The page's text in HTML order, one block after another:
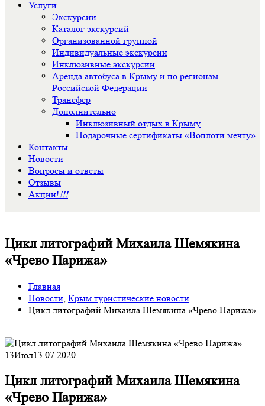
Услуги
Экскурсии
Каталог экскурсий
Организованной группой
Индивидуальные экскурсии
Инклюзивные экскурсии
Аренда автобуса в Крыму и по регионам
Российской Федерации
Трансфер
Дополнительно
Инклюзивный отдых в Крыму
Подарочные сертификаты «Воплоти мечту»
Контакты
Новости
Вопросы и ответы
Отзывы
Акции!!!!
Цикл литографий Михаила Шемякина
«Чрево Парижа»
Главная
Новости, Крым туристические новости
Цикл литографий Михаила Шемякина «Чрево Парижа»
13Июл13.07.2020
Цикл литографий Михаила Шемякина
«Чрево Парижа»